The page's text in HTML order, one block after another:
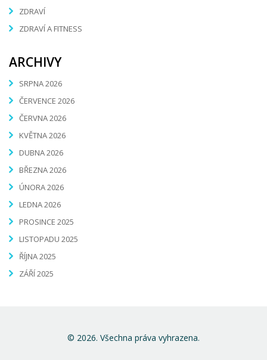
ZDRAVÍ
ZDRAVÍ A FITNESS
ARCHIVY
SRPNA 2026
ČERVENCE 2026
ČERVNA 2026
KVĚTNA 2026
DUBNA 2026
BŘEZNA 2026
ÚNORA 2026
LEDNA 2026
PROSINCE 2025
LISTOPADU 2025
ŘÍJNA 2025
ZÁŘÍ 2025
© 2026. Všechna práva vyhrazena.